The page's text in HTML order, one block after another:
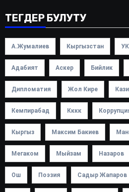
ТЕГДЕР БУЛУТУ
А.Жумалиев Кыргызстан
Адабият Аскер Бийлик
Дипломатия Жол Кире
Кемпирабад Кккк
Кыргыз Максим Бакиев
Мегаком Мыйзам Назаров
Ош Поэзия Садыр Жапаров